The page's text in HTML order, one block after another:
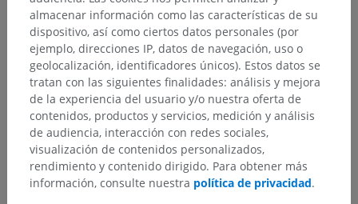
almacenar información como las características de su
dispositivo, así como ciertos datos personales (por
ejemplo, direcciones IP, datos de navegación, uso o
geolocalización, identificadores únicos). Estos datos se
tratan con las siguientes finalidades: análisis y mejora
de la experiencia del usuario y/o nuestra oferta de
contenidos, productos y servicios, medición y análisis
de audiencia, interacción con redes sociales,
visualización de contenidos personalizados,
rendimiento y contenido dirigido. Para obtener más
información, consulte nuestra política de privacidad.